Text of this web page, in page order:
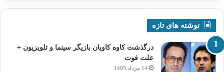
نوشته های تازه
درگذشت کاوه کاویان بازیگر سینما و تلویزیون +
علت فوت
14 مرداد 1405